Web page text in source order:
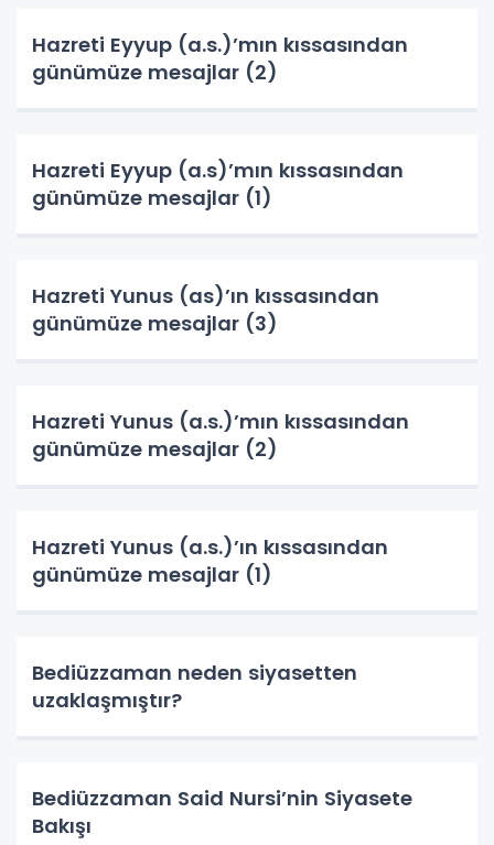
Hazreti Eyyup (a.s.)’mın kıssasından
günümüze mesajlar (2)
Hazreti Eyyup (a.s)’mın kıssasından
günümüze mesajlar (1)
Hazreti Yunus (as)’ın kıssasından
günümüze mesajlar (3)
Hazreti Yunus (a.s.)’mın kıssasından
günümüze mesajlar (2)
Hazreti Yunus (a.s.)’ın kıssasından
günümüze mesajlar (1)
Bediüzzaman neden siyasetten
uzaklaşmıştır?
Bediüzzaman Said Nursi’nin Siyasete
Bakışı